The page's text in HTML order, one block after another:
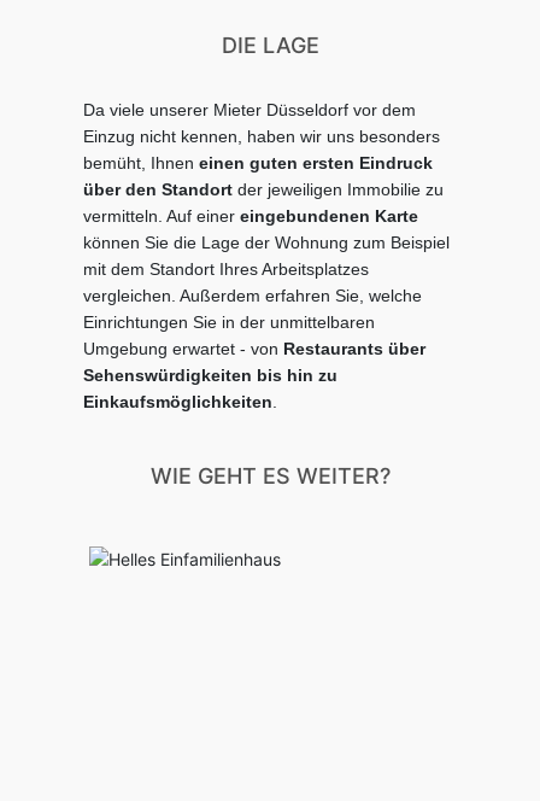
DIE LAGE
Da viele unserer Mieter Düsseldorf vor dem
Einzug nicht kennen, haben wir uns besonders
bemüht, Ihnen einen guten ersten Eindruck
über den Standort der jeweiligen Immobilie zu
vermitteln. Auf einer eingebundenen Karte
können Sie die Lage der Wohnung zum Beispiel
mit dem Standort Ihres Arbeitsplatzes
vergleichen. Außerdem erfahren Sie, welche
Einrichtungen Sie in der unmittelbaren
Umgebung erwartet - von Restaurants über
Sehenswürdigkeiten bis hin zu
Einkaufsmöglichkeiten
WIE GEHT ES WEITER?